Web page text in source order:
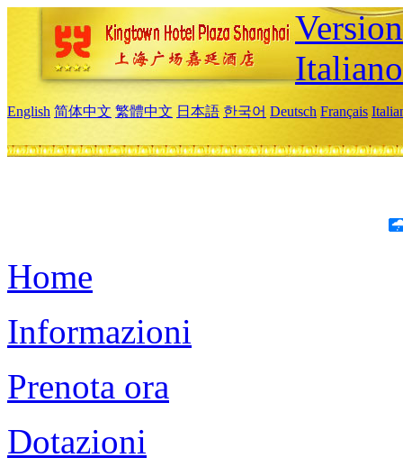
Italiano
English 简体中文 繁體中文 日本語 한국어 Deutsch Français
Home
Informazioni
Prenota ora
Dotazioni